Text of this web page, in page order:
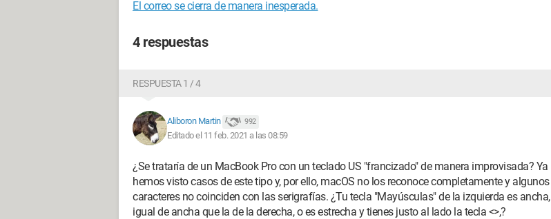
El correo se cierra de manera inesperada.
4 respuestas
RESPUESTA 1 / 4
Aliboron Martin 992
Editado el 11 feb. 2021 a las 08:59
¿Se trataría de un MacBook Pro con un teclado US "francizado" de manera improvisada? Ya
hemos visto casos de este tipo y, por ello, macOS no los reconoce completamente y algunos
caracteres no coinciden con las serigrafías. ¿Tu tecla "Mayúsculas" de la izquierda es ancha,
igual de ancha que la de la derecha, o es estrecha y tienes justo al lado la tecla <>,?